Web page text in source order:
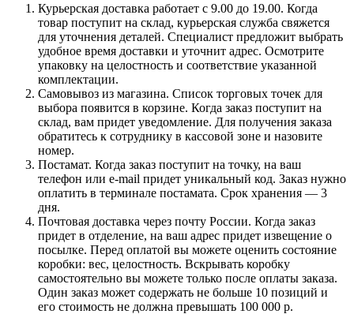
Курьерская доставка работает с 9.00 до 19.00. Когда
товар поступит на склад, курьерская служба свяжется
для уточнения деталей. Специалист предложит выбрать
удобное время доставки и уточнит адрес. Осмотрите
упаковку на целостность и соответствие указанной
комплектации.
Самовывоз из магазина. Список торговых точек для
выбора появится в корзине. Когда заказ поступит на
склад, вам придет уведомление. Для получения заказа
обратитесь к сотруднику в кассовой зоне и назовите
номер.
Постамат. Когда заказ поступит на точку, на ваш
телефон или e-mail придет уникальный код. Заказ нужно
оплатить в терминале постамата. Срок хранения — 3
дня.
Почтовая доставка через почту России. Когда заказ
придет в отделение, на ваш адрес придет извещение о
посылке. Перед оплатой вы можете оценить состояние
коробки: вес, целостность. Вскрывать коробку
самостоятельно вы можете только после оплаты заказа.
Один заказ может содержать не больше 10 позиций и
его стоимость не должна превышать 100 000 р.